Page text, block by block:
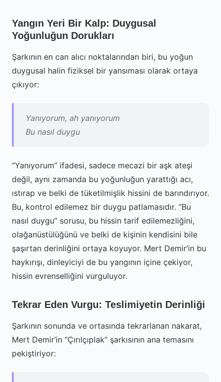
Yangın Yeri Bir Kalp: Duygusal
Yoğunluğun Dorukları
Şarkının en can alıcı noktalarından biri, bu yoğun
duygusal halin fiziksel bir yansıması olarak ortaya
çıkıyor:
Yanıyorum, ah yanıyorum
Bu nasıl duygu
“Yanıyorum” ifadesi, sadece mecazi bir aşk ateşi
değil, aynı zamanda bu yoğunluğun yarattığı acı,
ıstırap ve belki de tüketilmişlik hissini de barındırıyor.
Bu, kontrol edilemez bir duygu patlamasıdır. “Bu
nasıl duygu” sorusu, bu hissin tarif edilemezliğini,
olağanüstülüğünü ve belki de kişinin kendisini bile
şaşırtan derinliğini ortaya koyuyor. Mert Demir’in bu
haykırışı, dinleyiciyi de bu yangının içine çekiyor,
hissin evrenselliğini vurguluyor.
Tekrar Eden Vurgu: Teslimiyetin Derinliği
Şarkının sonunda ve ortasında tekrarlanan nakarat,
Mert Demir’in “Çırılçıplak” şarkısının ana temasını
pekiştiriyor: